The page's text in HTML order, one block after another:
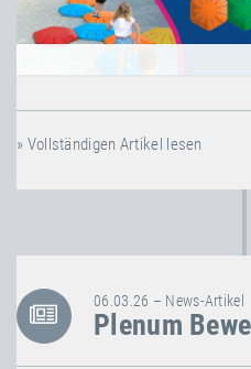
» Vollständigen Artikel lesen
06.03.26 – News-Artikel
Plenum